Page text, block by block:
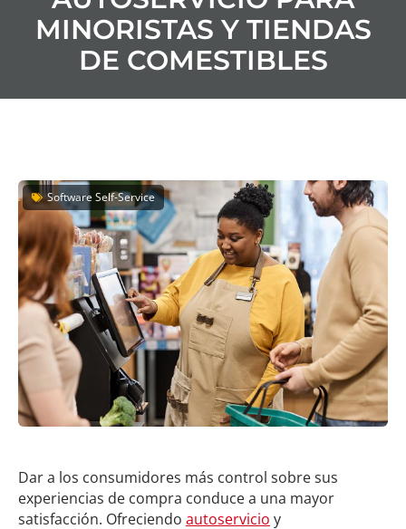
MINORISTAS Y TIENDAS
DE COMESTIBLES
Software Self-Service
Dar a los consumidores más control sobre sus
experiencias de compra conduce a una mayor
satisfacción. Ofreciendo autoservicio y